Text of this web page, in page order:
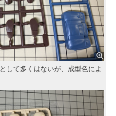
して多くはないが、成型色によ